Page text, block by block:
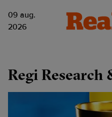
09 aug.
2026
Regi Research